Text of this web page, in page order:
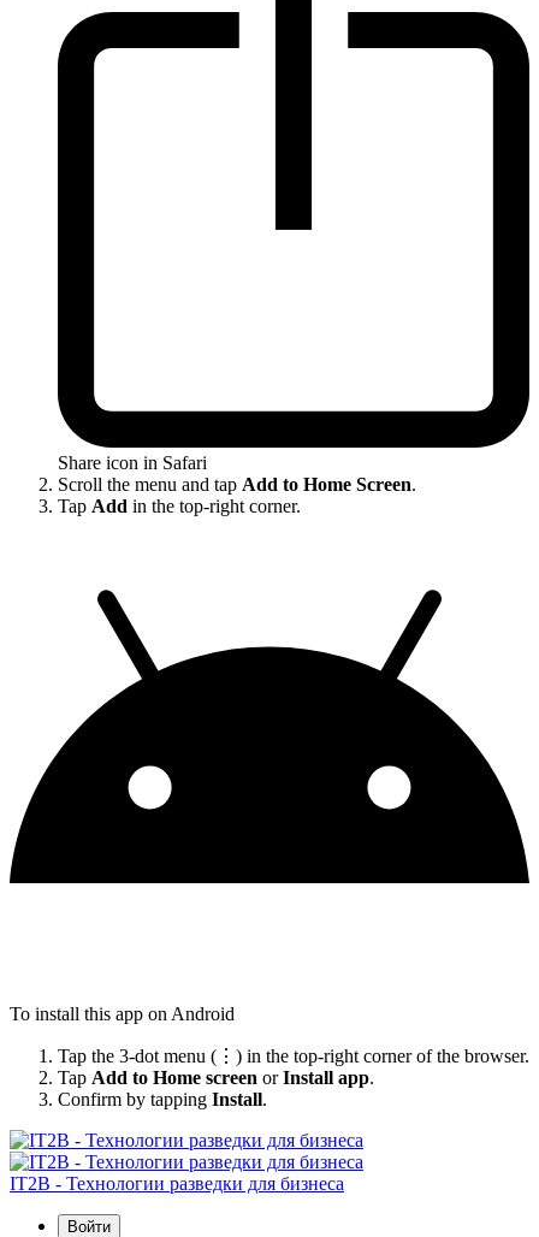
Share icon in Safari
Scroll the menu and tap Add to Home Screen.
Tap Add in the top-right corner.
To install this app on Android
Tap the 3-dot menu (⋮) in the top-right corner of the browser.
Tap Add to Home screen orInstall app.
Confirm by tapping Install.
IT2B - Технологии разведки для бизнеса
Войти